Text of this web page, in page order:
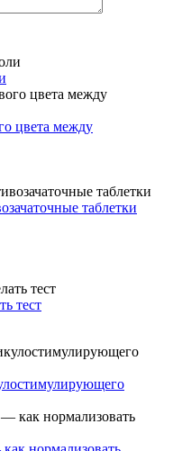
цвета между
таблетки
тест